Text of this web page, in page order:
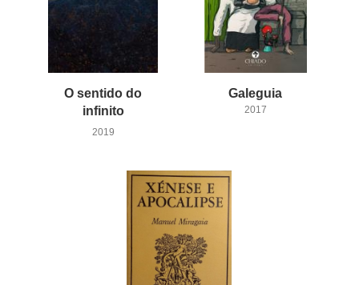
O sentido do
infinito
2019
Galeguia
2017